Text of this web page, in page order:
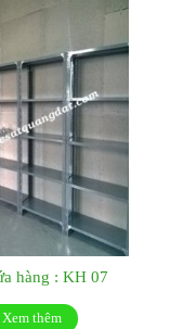
hàng : KH 07
Xem thêm